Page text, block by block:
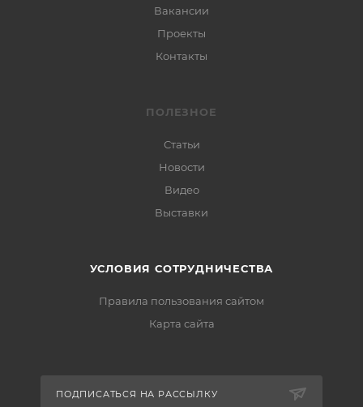
Вакансии
Проекты
Контакты
ПОЛЕЗНОЕ
Статьи
Новости
Видео
Выставки
УСЛОВИЯ СОТРУДНИЧЕСТВА
Правила пользования сайтом
Карта сайта
ПОДПИСАТЬСЯ НА РАССЫЛКУ